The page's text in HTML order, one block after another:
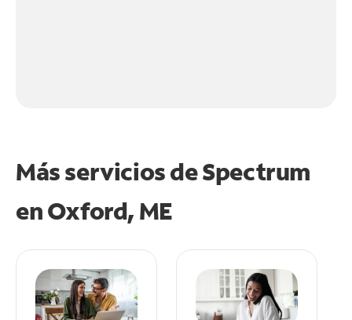
Más servicios de Spectrum
enOxford, ME